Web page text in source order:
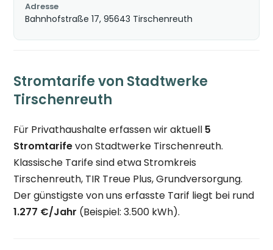
Adresse
Bahnhofstraße 17, 95643 Tirschenreuth
Stromtarife von Stadtwerke
Tirschenreuth
Für Privathaushalte erfassen wir aktuell 5
Stromtarifevon Stadtwerke Tirschenreuth.
Klassische Tarife sind etwa Stromkreis
Tirschenreuth, TIR Treue Plus, Grundversorgung.
Der günstigste von uns erfasste Tarif liegt bei rund
1.277 €/Jahr (Beispiel: 3.500 kWh).